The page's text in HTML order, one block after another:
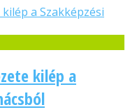
kilép a